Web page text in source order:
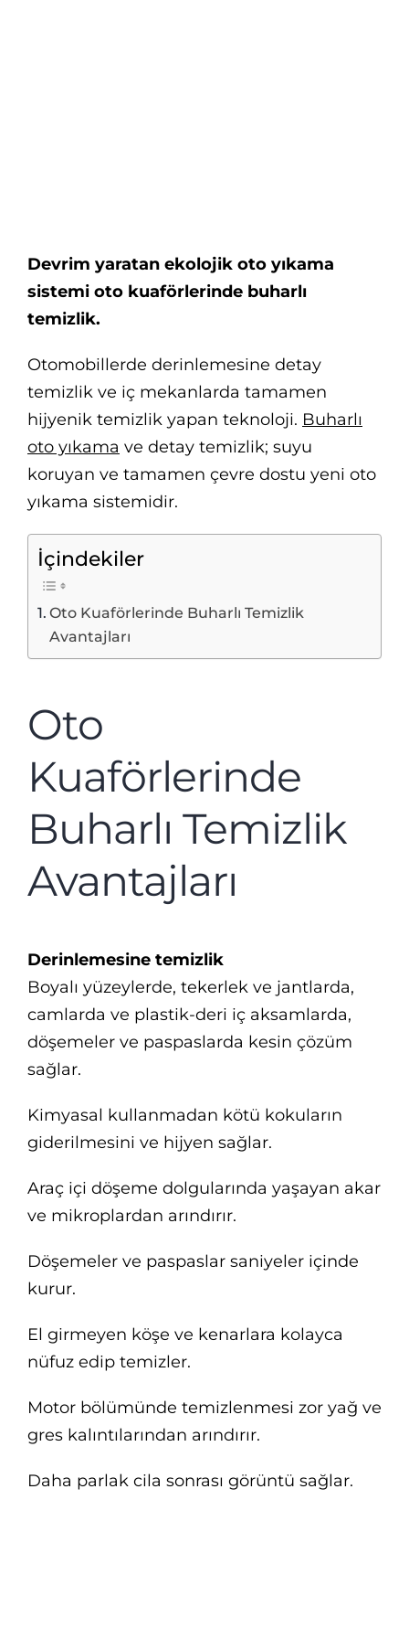
Devrim yaratan ekolojik oto yıkama
sistemi oto kuaförlerinde buharlı
temizlik.
Otomobillerde derinlemesine detay
temizlik ve iç mekanlarda tamamen
hijyenik temizlik yapan teknoloji. Buharlı
oto yıkama ve detay temizlik; suyu
koruyan ve tamamen çevre dostu yeni oto
yıkama sistemidir.
İçindekiler
Oto Kuaförlerinde Buharlı Temizlik
Avantajları
Oto
Kuaförlerinde
Buharlı Temizlik
Avantajları
Derinlemesine temizlik
Boyalı yüzeylerde, tekerlek ve jantlarda,
camlarda ve plastik-deri iç aksamlarda,
döşemeler ve paspaslarda kesin çözüm
sağlar.
Kimyasal kullanmadan kötü kokuların
giderilmesini ve hijyen sağlar.
Araç içi döşeme dolgularında yaşayan akar
ve mikroplardan arındırır.
Döşemeler ve paspaslar saniyeler içinde
kurur.
El girmeyen köşe ve kenarlara kolayca
nüfuz edip temizler.
Motor bölümünde temizlenmesi zor yağ ve
gres kalıntılarından arındırır.
Daha parlak cila sonrası görüntü sağlar.